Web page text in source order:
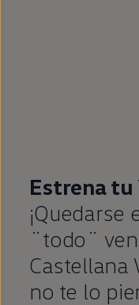
Estrena tu
¡Quedarse
¨todo¨
Castellana
no te lo